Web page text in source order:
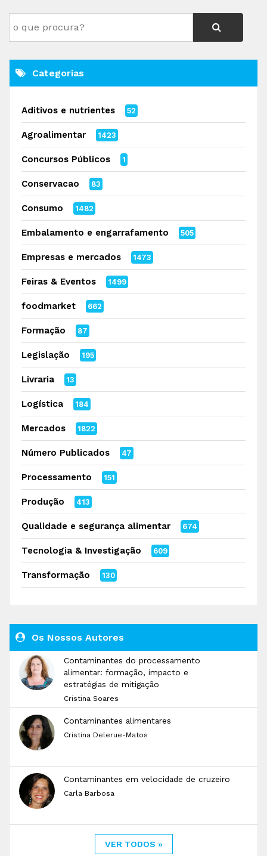
Categorias
Aditivos e nutrientes 52
Agroalimentar 1423
Concursos Públicos 1
Conservacao 83
Consumo 1482
Embalamento e engarrafamento 505
Empresas e mercados 1473
Feiras & Eventos 1499
foodmarket 662
Formação 87
Legislação 195
Livraria 13
Logística 184
Mercados 1822
Número Publicados 47
Processamento 151
Produção 413
Qualidade e segurança alimentar 674
Tecnologia & Investigação 609
Transformação 130
Os Nossos Autores
Contaminantes do processamento
alimentar: formação, impacto e
estratégias de mitigação
Cristina Soares
Contaminantes alimentares
Cristina Delerue-Matos
Contaminantes em velocidade de cruzeiro
Carla Barbosa
VER TODOS »